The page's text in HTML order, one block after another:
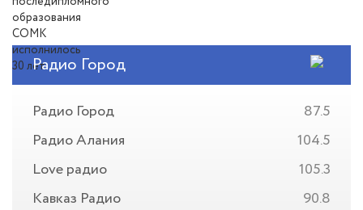
Радио Город
Радио Город
87.5
Радио Алания
104.5
Love радио
105.3
Кавказ Радио
90.8